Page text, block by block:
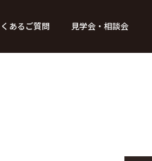
あるご質問 見学会・相談会